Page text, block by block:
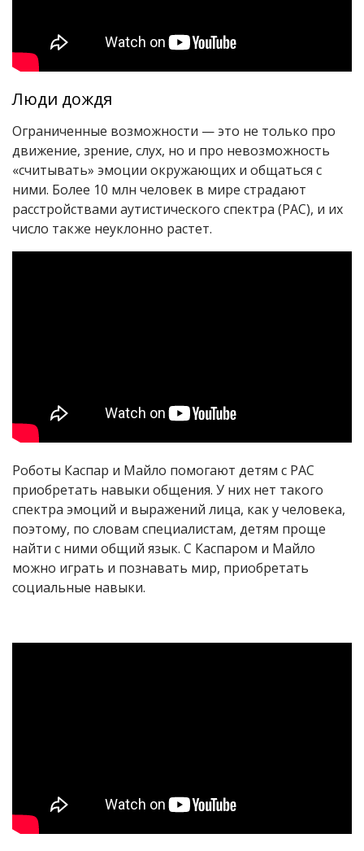
Люди дождя
Ограниченные возможности — это не только про
движение, зрение, слух, но и про невозможность
«считывать» эмоции окружающих и общаться с
ними. Более 10 млн человек в мире страдают
расстройствами аутистического спектра (РАС), и их
число также неуклонно растет.
Роботы Каспар и Майло помогают детям с РАС
приобретать навыки общения. У них нет такого
спектра эмоций и выражений лица, как у человека,
поэтому, по словам специалистам, детям проще
найти с ними общий язык. С Каспаром и Майло
можно играть и познавать мир, приобретать
социальные навыки.